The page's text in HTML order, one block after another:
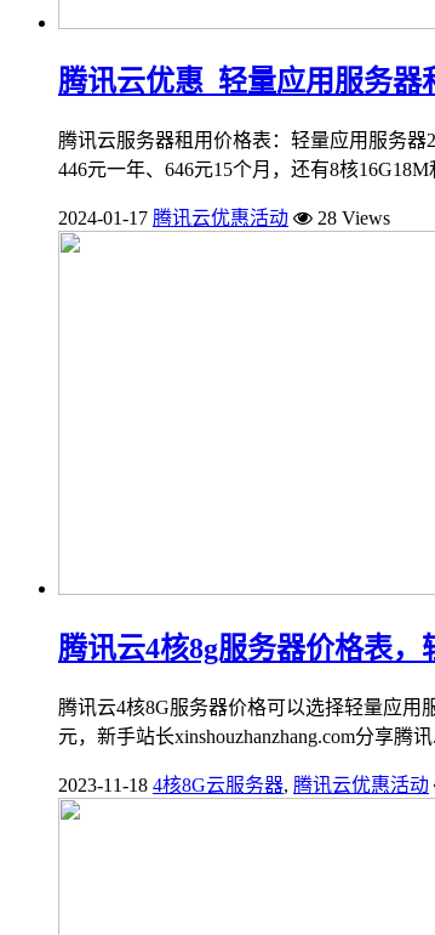
腾讯云优惠_轻量应用服务器
腾讯云服务器租用价格表：轻量应用服务器
446元一年、646元15个月，还有8核16G18M
2024-01-17 腾讯云优惠活动 28 Views
腾讯云4核8g服务器价格表，
腾讯云4核8G服务器价格可以选择轻量应用
元，新手站长xinshouzhanzhang.com分享腾讯
2023-11-18 4核8G云服务器, 腾讯云优惠活动